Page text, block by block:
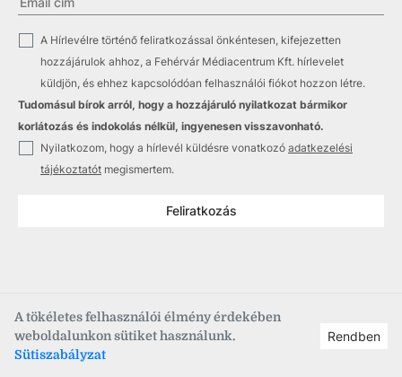
A tökéletes felhasználói élmény érdekében
weboldalunkon sütiket használunk.
Sütiszabályzat
Rendben
✓
A Hírlevélre történő feliratkozással önkéntesen, kifejezetten
hozzájárulok ahhoz, a Fehérvár Médiacentrum Kft. hírlevelet
küldjön, és ehhez kapcsolódóan felhasználói fiókot hozzon létre.
Tudomásul bírok arról, hogy a hozzájáruló nyilatkozat bármikor
korlátozás és indokolás nélkül, ingyenesen visszavonható.
✓ Nyilatkozom, hogy a hírlevél küldésre vonatkozó adatkezelési
tájékoztatót megismertem.
Feliratkozás
Copyright © 2021–2026 Fehérvár Médiacentrum, fmc.hu